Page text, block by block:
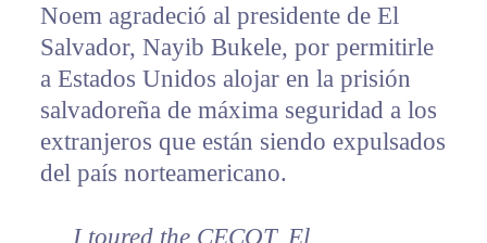
Noem agradeció al presidente de El
Salvador, Nayib Bukele, por permitirle
a Estados Unidos alojar en la prisión
salvadoreña de máxima seguridad a los
extranjeros que están siendo expulsados
del país norteamericano.
I toured the CECOT, El